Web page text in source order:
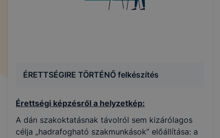
ÉRETTSÉGIRE TÖRTÉNŐ felkészítés
Érettségi képzésről a helyzetkép:
A dán szakoktatásnak távolról sem kizárólagos
célja „hadrafogható szakmunkások” előállítása: a